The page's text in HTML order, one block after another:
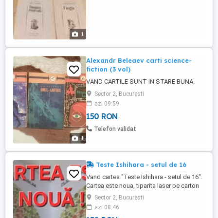
1
1
Alexandr Beleaev carti science-
fiction (3 vol)
VAND CARTILE SUNT IN STARE BUNA.
Sector 2, Bucuresti
azi 09:59
150 RON
Telefon validat
Teste Ishihara - setul de 16
Vand cartea "Teste Ishihara - setul de 16".
Cartea este noua, tiparita laser pe carton
ultrafin de cea mai buna calitate. Este
tiparita in format A5. Contine 16 pagini de
teste individuale si 5 pagini cu informatii si
Sector 2, Bucuresti
azi 08:46